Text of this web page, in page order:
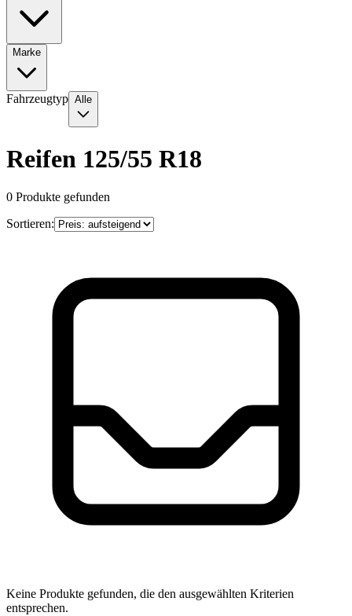
Marke
Fahrzeugtyp Alle
Reifen 125/55 R18
0 Produkte gefunden
Sortieren:
Keine Produkte gefunden, die den ausgewählten Kriterien
entsprechen.